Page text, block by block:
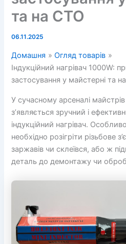
та на СТО
06.11.2025
Домашня
Огляд товарів
Індукційний нагрівач 1000W:
застосування у майстерні та
У сучасному арсеналі
з’являється зручний і
індукційний нагрівач.
необхідно розігріти різьбове
заржавів чи склеївся, або ж
деталь до демонтажу чи